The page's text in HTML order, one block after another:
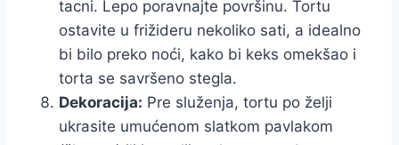
tacni. Lepo poravnajte površinu. Tortu
ostavite u frižideru nekoliko sati, a idealno
bi bilo preko noći, kako bi keks omekšao i
torta se savršeno stegla.
Dekoracija: Pre služenja, tortu po želji
ukrasite umućenom slatkom pavlakom